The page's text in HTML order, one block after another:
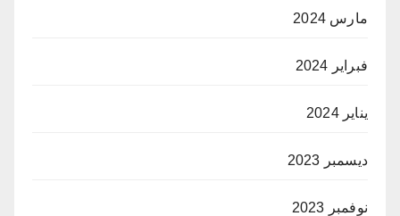
مارس 2024
فبراير 2024
يناير 2024
ديسمبر 2023
نوفمبر 2023